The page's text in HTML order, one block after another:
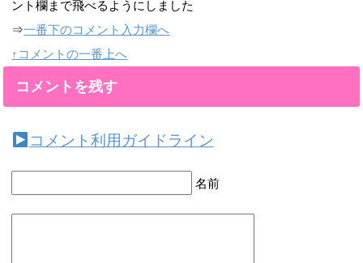
ント欄まで飛べるようにしました
⇒一番下のコメント入力欄へ
↑コメントの一番上へ
コメントを残す
コメント利用ガイドライン
名前